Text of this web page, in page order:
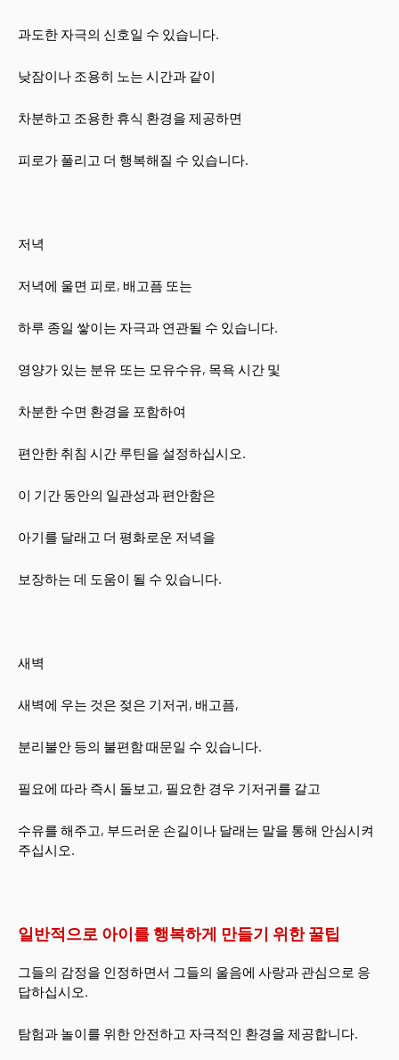
과도한 자극의 신호일 수 있습니다.
낮잠이나 조용히 노는 시간과 같이
차분하고 조용한 휴식 환경을 제공하면
피로가 풀리고 더 행복해질 수 있습니다.
저녁
저녁에 울면 피로, 배고픔 또는
하루 종일 쌓이는 자극과 연관될 수 있습니다.
영양가 있는 분유 또는 모유수유, 목욕 시간 및
차분한 수면 환경을 포함하여
편안한 취침 시간 루틴을 설정하십시오.
이 기간 동안의 일관성과 편안함은
아기를 달래고 더 평화로운 저녁을
보장하는 데 도움이 될 수 있습니다.
새벽
새벽에 우는 것은 젖은 기저귀, 배고픔,
분리불안 등의 불편함 때문일 수 있습니다.
필요에 따라 즉시 돌보고, 필요한 경우 기저귀를 갈고
수유를 해주고, 부드러운 손길이나 달래는 말을 통해 안심시켜
주십시오.
일반적으로 아이를 행복하게 만들기 위한 꿀팁
그들의 감정을 인정하면서 그들의 울음에 사랑과 관심으로 응
답하십시오.
탐험과 놀이를 위한 안전하고 자극적인 환경을 제공합니다.